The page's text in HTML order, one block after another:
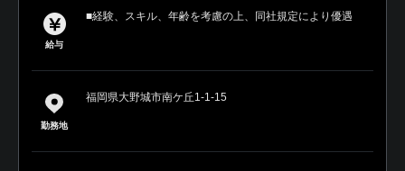
給与
■経験、スキル、年齢を考慮の上、同社規定により優遇
勤務地
福岡県大野城市南ケ丘1-1-15